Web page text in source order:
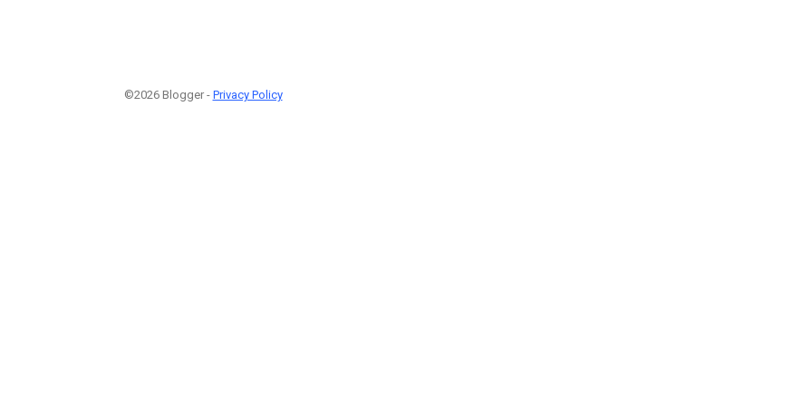
©2026 Blogger - Privacy Policy